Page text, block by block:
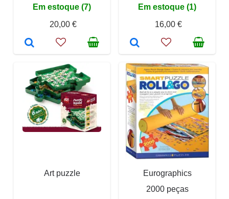
Em estoque (7)
20,00 €
Em estoque (1)
16,00 €
Art puzzle
Eurographics
2000 peças